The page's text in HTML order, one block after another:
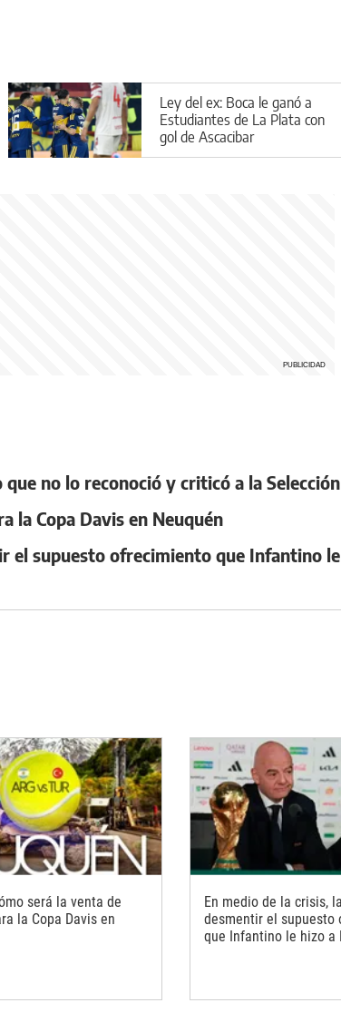
Ley del ex: Boca le ganó a
Estudiantes de La Plata con
gol de Ascacibar
no lo reconoció y criticó a la
la Copa Davis en Neuquén
el supuesto ofrecimiento que Infantino
será la venta de
la Copa Davis en
En medio de la crisis,
desmentir el supuesto
que Infantino le hizo a